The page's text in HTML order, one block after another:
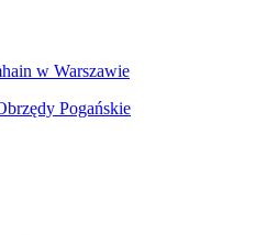
w Warszawie
Pogańskie